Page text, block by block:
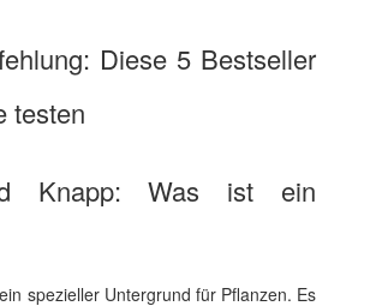
Diese 5 Bestseller
testen
Knapp: Was ist ein
spezieller Untergrund für Pflanzen. Es